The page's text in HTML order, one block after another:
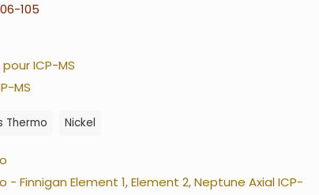
105
ICP-MS
MS
Thermo Nickel
- Finnigan Element 1, Element 2, Neptune Axial ICP-